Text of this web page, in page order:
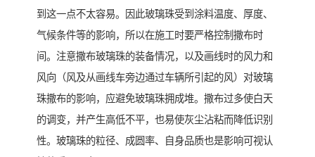
到这一点不太容易。因此玻璃珠受到涂料温度、厚度、
气候条件等的影响，所以在施工时要严格控制撒布时
间。注意撒布玻璃珠的装备情况，以及画线时的风力和
风向（风及从画线车旁边通过车辆所引起的风）对玻璃
珠撒布的影响，应避免玻璃珠拥成堆。撒布过多使白天
的调变，并产生高低不平，也易使灰尘沾粘而降低识别
性。玻璃珠的粒径、成圆率、自身品质也是影响可视认